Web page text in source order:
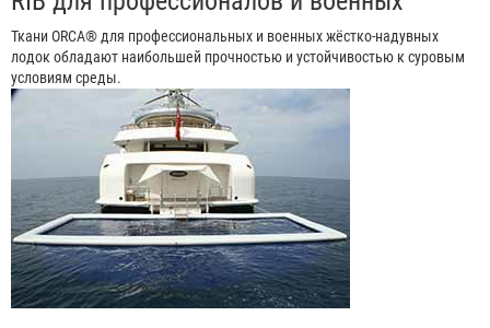
Ткани ORCA® для профессиональных и военных жёстко-надувных
лодок обладают наибольшей прочностью и устойчивостью к суровым
условиям среды.